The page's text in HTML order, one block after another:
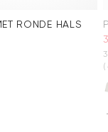
RONDE HALS